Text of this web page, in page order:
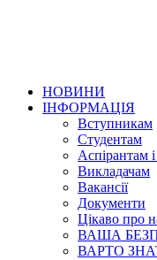
НОВИНИ
ІНФОРМАЦІЯ
Вступникам
Студентам
Аспірантам
Викладачам
Вакансії
Документи
Цікаво про
ВАША
ВАРТО